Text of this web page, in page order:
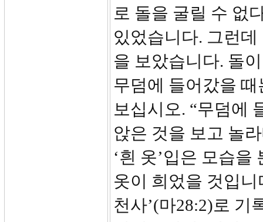
로 돌을 굴릴 수 없
있었습니다. 그런
을 보았습니다. 돌
무덤에 들어갔을
보십시오. “무덤에
앉은 것을 보고 놀
‘흰 옷’입은 모습
옷이 희었을 것입
천사’(마28:2)로 기